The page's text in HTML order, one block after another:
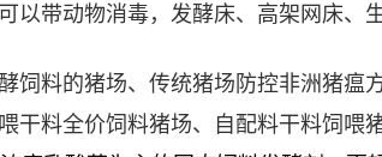
以带动物消毒，发酵床、高架网床
饲料的猪场、传统猪场防控非洲猪瘟
干料全价饲料猪场、自配料干料饲喂